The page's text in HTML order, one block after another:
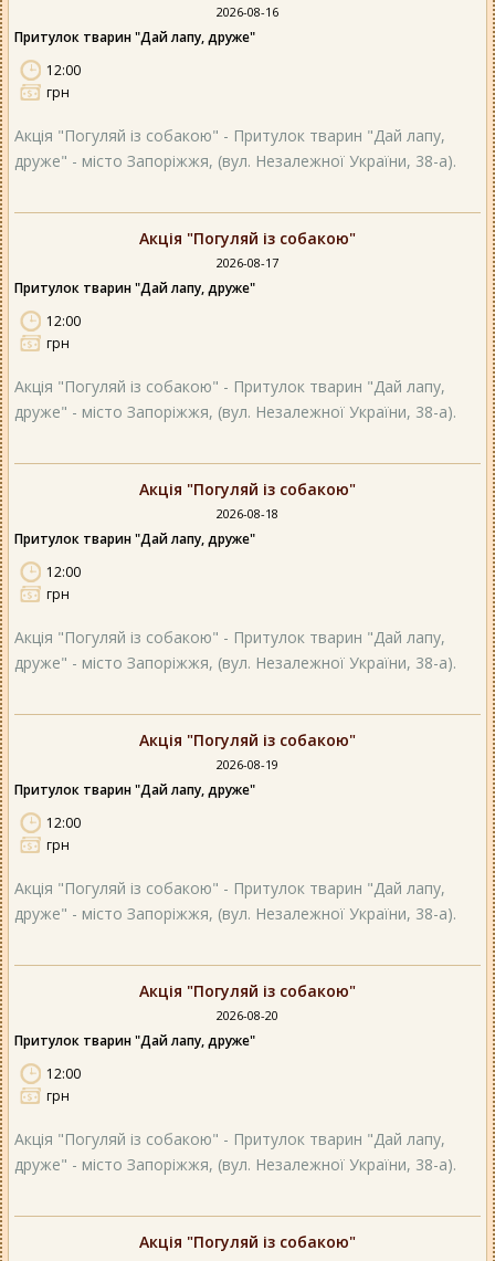
2026-08-16
Притулок тварин "Дай лапу, друже"
12:00
грн
Акція "Погуляй із собакою" - Притулок тварин "Дай лапу,
друже" - місто Запоріжжя, (вул. Незалежної України, 38-а).
Акція "Погуляй із собакою"
2026-08-17
Притулок тварин "Дай лапу, друже"
12:00
грн
Акція "Погуляй із собакою" - Притулок тварин "Дай лапу,
друже" - місто Запоріжжя, (вул. Незалежної України, 38-а).
Акція "Погуляй із собакою"
2026-08-18
Притулок тварин "Дай лапу, друже"
12:00
грн
Акція "Погуляй із собакою" - Притулок тварин "Дай лапу,
друже" - місто Запоріжжя, (вул. Незалежної України, 38-а).
Акція "Погуляй із собакою"
2026-08-19
Притулок тварин "Дай лапу, друже"
12:00
грн
Акція "Погуляй із собакою" - Притулок тварин "Дай лапу,
друже" - місто Запоріжжя, (вул. Незалежної України, 38-а).
Акція "Погуляй із собакою"
2026-08-20
Притулок тварин "Дай лапу, друже"
12:00
грн
Акція "Погуляй із собакою" - Притулок тварин "Дай лапу,
друже" - місто Запоріжжя, (вул. Незалежної України, 38-а).
Акція "Погуляй із собакою"